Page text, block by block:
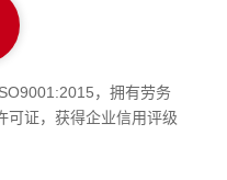
，拥有劳务
可证，获得企业信用评级